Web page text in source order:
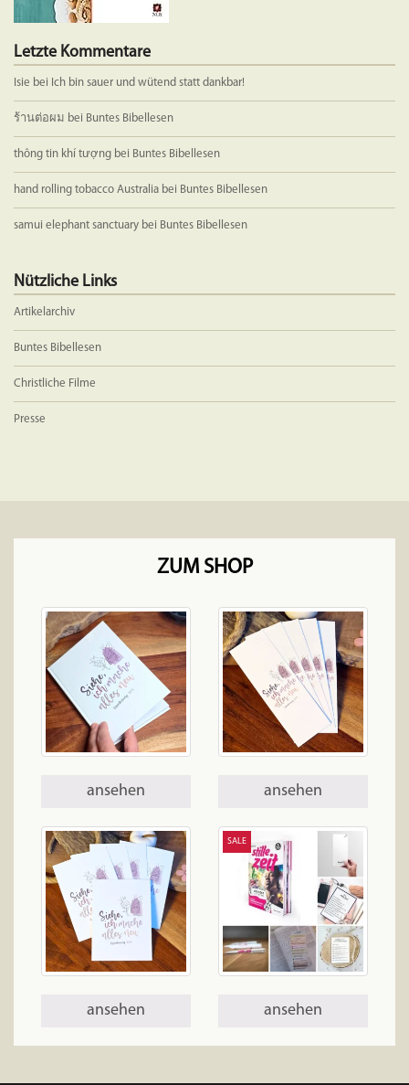
Letzte Kommentare
Isie bei Ich bin sauer und wütend statt dankbar!
ร้านต่อผม bei Buntes Bibellesen
thông tin khí tượng bei Buntes Bibellesen
hand rolling tobacco Australia bei Buntes Bibellesen
samui elephant sanctuary bei Buntes Bibellesen
Nützliche Links
Artikelarchiv
Buntes Bibellesen
Christliche Filme
Presse
ZUM SHOP
ansehen ansehen
ansehen
SALE
ansehen